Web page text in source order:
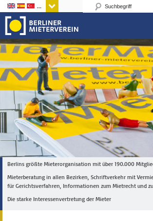
Sprachen
Berlins größte Mieterorganisation mit über 190.000
Mieterberatung in allen Bezirken, Schriftverkehr mit
für Gerichtsverfahren, Informationen zum Mietrecht und
Die starke Interessenvertretung der Mieter